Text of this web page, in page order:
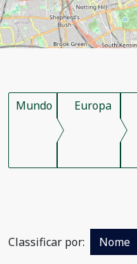
Mundo Europa
Classificar por: Nome